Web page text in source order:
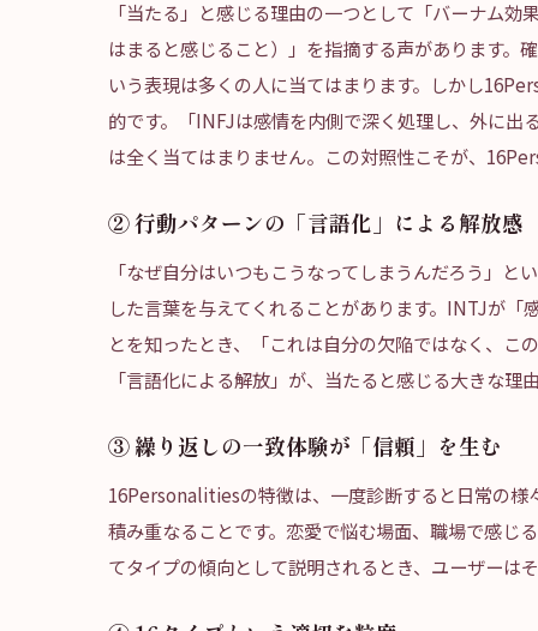
「当たる」と感じる理由の一つとして「バーナム
はまると感じること）」を指摘する声があります。
いう表現は多くの人に当てはまります。しかし
的です。「INFJは感情を内側で深く処理し、外に出
は全く当てはまりません。この対照性こそが、
② 行動パターンの「言語化」による解放感
「なぜ自分はいつもこうなってしまうんだろう」
した言葉を与えてくれることがあります。INTJが「
とを知ったとき、「これは自分の欠陥ではなく、こ
「言語化による解放」が、当たると感じる大きな理
③ 繰り返しの一致体験が「信頼」を生む
16Personalitiesの特徴は、一度診断すると日常の
積み重なることです。恋愛で悩む場面、職場で感
てタイプの傾向として説明されるとき、ユーザーは